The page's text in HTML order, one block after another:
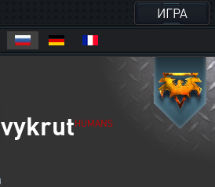
ИГРА
vykrutHUMANS